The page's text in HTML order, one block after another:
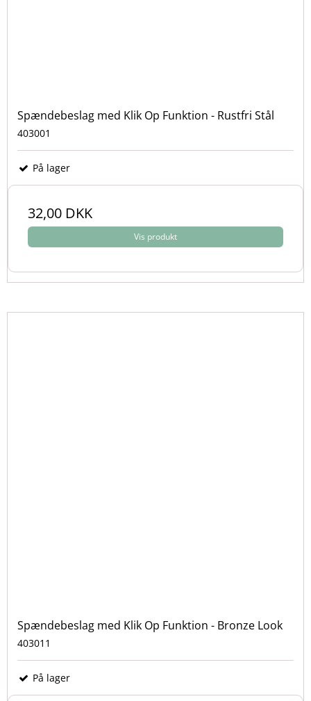
Spændebeslag med Klik Op Funktion - Rustfri Stål
403001
På lager
32,00 DKK
Vis produkt
Spændebeslag med Klik Op Funktion - Bronze Look
403011
På lager